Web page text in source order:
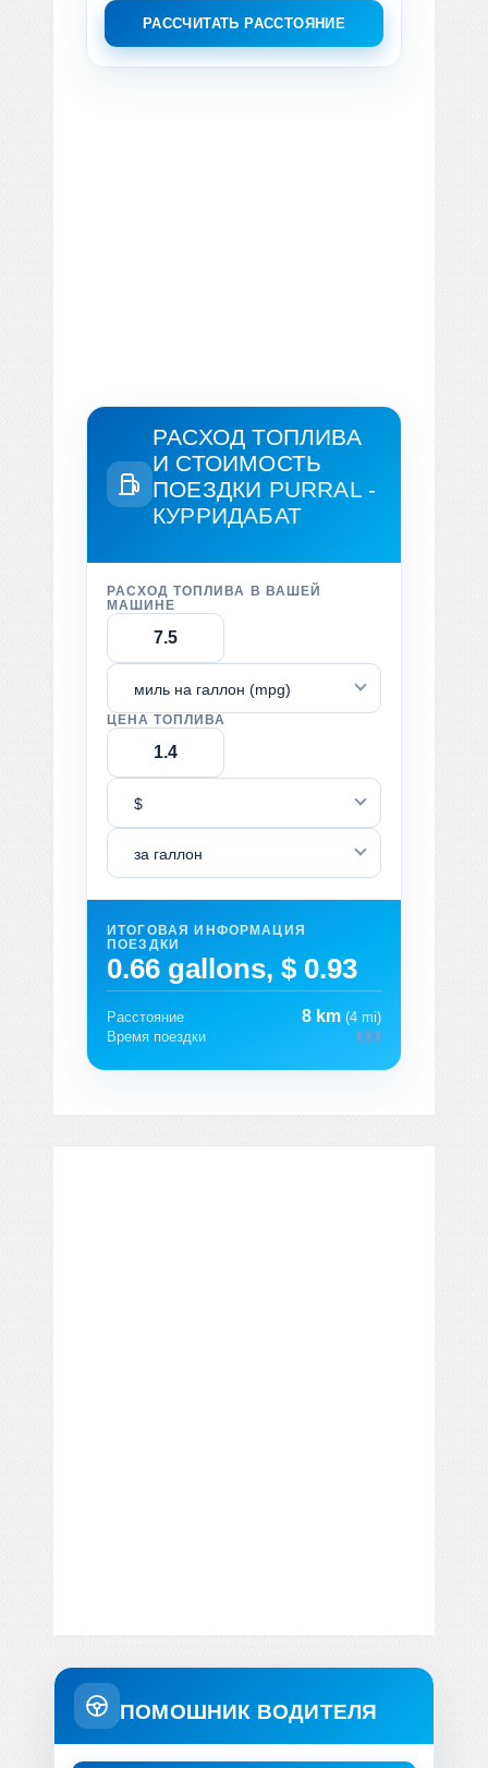
РАССЧИТАТЬ РАССТОЯНИЕ
РАСХОД ТОПЛИВА
И СТОИМОСТЬ
ПОЕЗДКИ PURRAL -
КУРРИДАБАТ
РАСХОД ТОПЛИВА В ВАШЕЙ
МАШИНЕ
миль на галлон (mpg)
ЦЕНА ТОПЛИВА
$
за галлон
ИТОГОВАЯ ИНФОРМАЦИЯ
ПОЕЗДКИ
0.66 gallons, $ 0.93
Расстояние 8 km (4 mi)
Время поездки
ПОМОШНИК ВОДИТЕЛЯ